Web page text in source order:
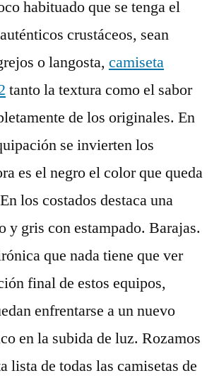
habituado que se tenga el
crustáceos, sean
o langosta, camiseta
tanto la textura como el sabor
de los originales. En
se invierten los
es el negro el color que queda
los costados destaca una
y gris con estampado. Barajas.
que nada tiene que ver
final de estos equipos,
enfrentarse a un nuevo
en la subida de luz. Rozamos
lista de todas las camisetas de